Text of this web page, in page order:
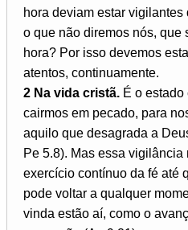
hora deviam estar
o que não diremos nós, que
hora? Por isso devemos
atentos, continuamente.
2 Na vida cristã. É o
cairmos em pecado, para
aquilo que desagrada a
Pe 5.8). Mas essa
exercício contínuo da fé até
pode voltar a qualquer
vinda estão aí, como o